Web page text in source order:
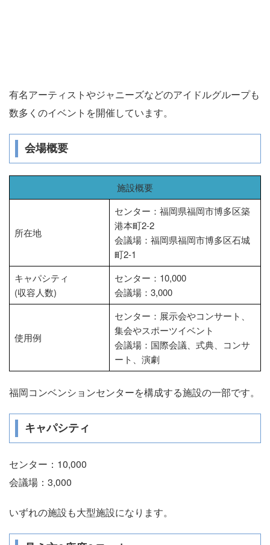
有名アーティストやジャニーズなどのアイドルグループも
数多くのイベントを開催しています。
会場概要
施設概要
所在地
センター：福岡県福岡市博多区築
港本町2-2
会議場：福岡県福岡市博多区石城
町2-1
キャパシティ
(収容人数)
センター：10,000
会議場：3,000
使用例
センター：展示会やコンサート、
集会やスポーツイベント
会議場：国際会議、式典、コンサ
ート、演劇
福岡コンベンションセンターを構成する施設の一部です。
キャパシティ
センター：10,000
会議場：3,000
いずれの施設も大型施設になります。